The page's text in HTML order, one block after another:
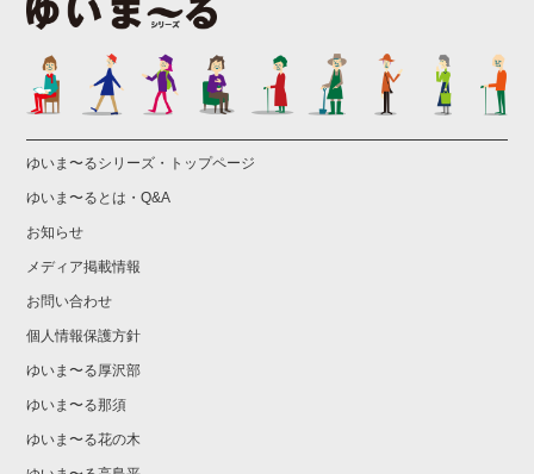
ゆいま〜るシリーズ・トップページ
ゆいま〜るとは・Q&A
お知らせ
メディア掲載情報
お問い合わせ
個人情報保護方針
ゆいま〜る厚沢部
ゆいま〜る那須
ゆいま〜る花の木